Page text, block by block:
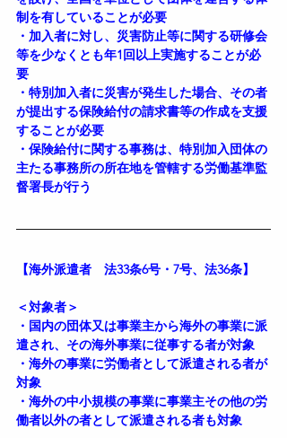
制を有していることが必要
・加入者に対し、災害防止等に関する研修会
等を少なくとも年1回以上実施することが必
要
・特別加入者に災害が発生した場合、その者
が提出する保険給付の請求書等の作成を支援
することが必要
・保険給付に関する事務は、特別加入団体の
主たる事務所の所在地を管轄する労働基準監
督署長が行う
【海外派遣者　法33条6号・7号、法36条】
＜対象者＞
・国内の団体又は事業主から海外の事業に派
遣され、その海外事業に従事する者が対象
・海外の事業に労働者として派遣される者が
対象
・海外の中小規模の事業に事業主その他の労
働者以外の者として派遣される者も対象